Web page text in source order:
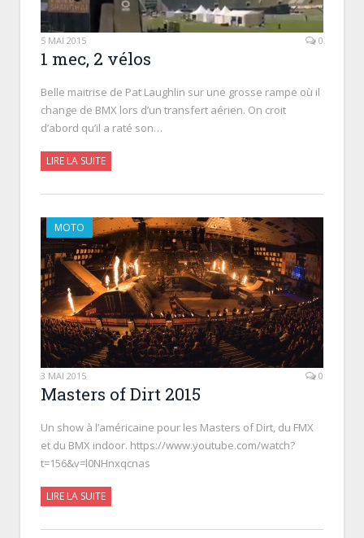
5 MAI 2015 0
1 mec, 2 vélos
Belle maitrise de Pat Laughlin sur une grosse rampe où il
change de BMX lors d’un transfert aérien. On croit
d’abord qu’il a raté son…
LIRE LA SUITE
MOTO
3 MAI 2015 0
Masters of Dirt 2015
Un show à l’américaine pour les Masters of Dirt, du FMX
et du BMX indoor. https://www.youtube.com/watch?
t=156&v=l0NHnxqcnas
LIRE LA SUITE